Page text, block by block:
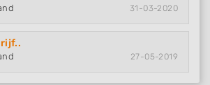
31-03-2020
27-05-2019